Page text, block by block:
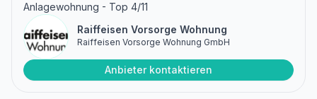
Anlagewohnung - Top 4/11
Raiffeisen Vorsorge Wohnung
Raiffeisen Vorsorge Wohnung GmbH
Anbieter kontaktieren